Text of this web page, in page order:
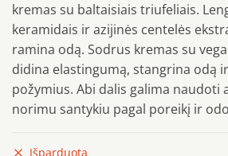
kremas su baltaisiais triufeliais.
keramidais ir azijinės centelės
ramina odą. Sodrus kremas su
didina elastingumą, stangrina odą
požymius. Abi dalis galima naudoti
norimu santykiu pagal poreikį ir
Išparduota